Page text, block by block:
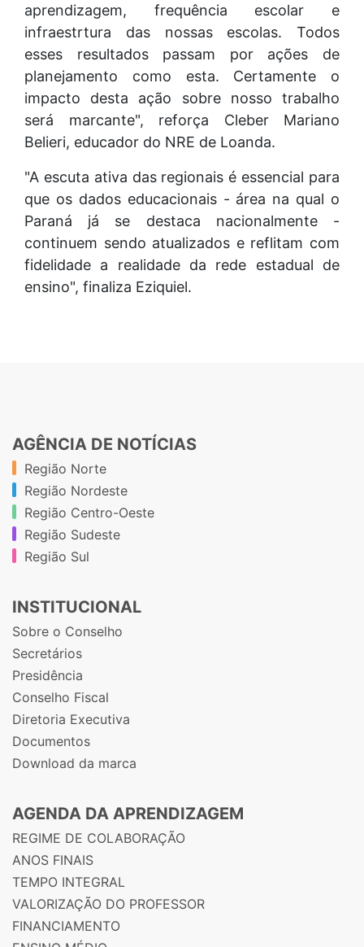
aprendizagem, frequência escolar e
infraestrtura das nossas escolas. Todos
esses resultados passam por ações de
planejamento como esta. Certamente o
impacto desta ação sobre nosso trabalho
será marcante", reforça Cleber Mariano
Belieri, educador do NRE de Loanda.
"A escuta ativa das regionais é essencial para
que os dados educacionais - área na qual o
Paraná já se destaca nacionalmente -
continuem sendo atualizados e reflitam com
fidelidade a realidade da rede estadual de
ensino", finaliza Eziquiel.
AGÊNCIA DE NOTÍCIAS
Região Norte
Região Nordeste
Região Centro-Oeste
Região Sudeste
Região Sul
INSTITUCIONAL
Sobre o Conselho
Secretários
Presidência
Conselho Fiscal
Diretoria Executiva
Documentos
Download da marca
AGENDA DA APRENDIZAGEM
REGIME DE COLABORAÇÃO
ANOS FINAIS
TEMPO INTEGRAL
VALORIZAÇÃO DO PROFESSOR
FINANCIAMENTO